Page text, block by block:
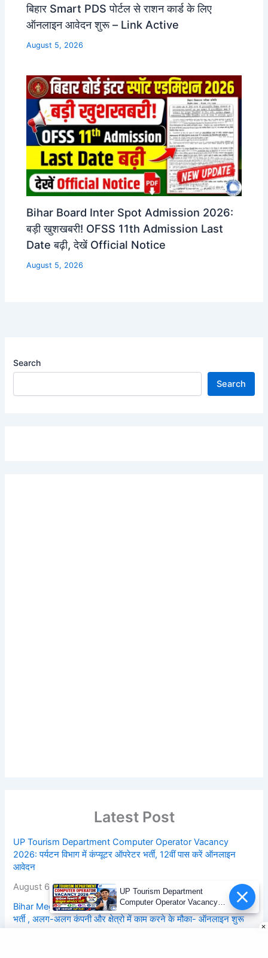
बिहार Smart PDS पोर्टल से राशन कार्ड के लिए
ऑनलाइन आवेदन शुरू – Link Active
August 5, 2026
Bihar Board Inter Spot Admission 2026:
बड़ी खुशखबरी! OFSS 11th Admission Last
Date बढ़ी, देखें Official Notice
August 5, 2026
Search
Search
Latest Post
UP Tourism Department Computer Operator Vacancy
2026: पर्यटन विभाग में कंप्यूटर ऑपरेटर भर्ती, 12वीं पास करें ऑनलाइन
आवेदन
August 6, 2026
Bihar Mega Job Fair 2026 : बिहार में 20,000 से ज्यादा पदों पर बंपर
भर्ती , अलग-अलग कंपनी और क्षेत्रो में काम करने के मौका- ऑनलाइन शुरू
UP Tourism Department
Computer Operator Vacancy
2026 | 12वीं पास भर्ती